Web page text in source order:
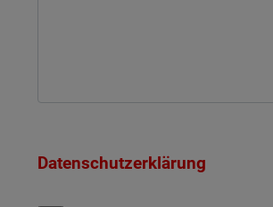
Datenschutzerklärung